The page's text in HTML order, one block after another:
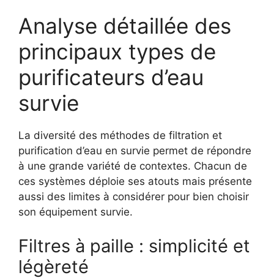
Analyse détaillée des
principaux types de
purificateurs d’eau
survie
La diversité des méthodes de filtration et
purification d’eau en survie permet de répondre
à une grande variété de contextes. Chacun de
ces systèmes déploie ses atouts mais présente
aussi des limites à considérer pour bien choisir
son équipement survie.
Filtres à paille : simplicité et
légèreté